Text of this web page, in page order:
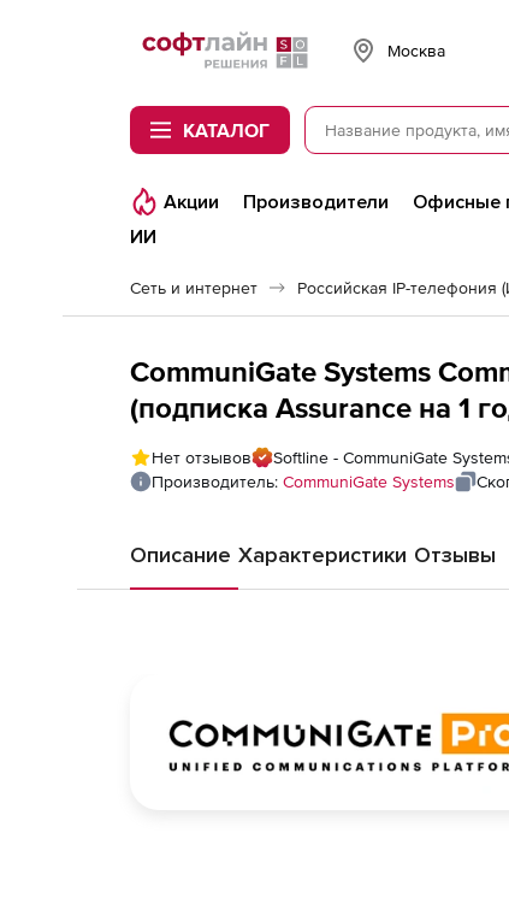
Softline
Москва
КАТАЛОГ
Акции Производители Офисные
ИИ
Сеть и интернет Российская IP-телефония
CommuniGate Systems
(подписка Assurance на 1
Нет отзывов
Softline - CommuniGate
Производитель: CommuniGate Systems
Описание Характеристики Отзывы